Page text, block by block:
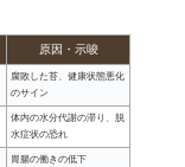
原因・示唆
腐敗した苔、健康状態悪化
のサイン
体内の水分代謝の滞り、脱
水症状の恐れ
胃腸の働きの低下